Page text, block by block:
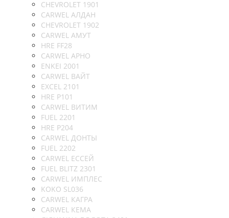
CHEVROLET 1901
CARWEL АЛДАН
CHEVROLET 1902
CARWEL АМУТ
HRE FF28
CARWEL АРНО
ENKEI 2001
CARWEL ВАЙТ
EXCEL 2101
HRE P101
CARWEL ВИТИМ
FUEL 2201
HRE P204
CARWEL ДОНТЫ
FUEL 2202
CARWEL ЕССЕЙ
FUEL BLITZ 2301
CARWEL ИМПЛЕС
KOKO SL036
CARWEL КАГРА
CARWEL КЕМА